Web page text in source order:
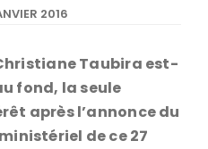
2016
Taubira est-
fond, la seule
après l’annonce du
de ce 27